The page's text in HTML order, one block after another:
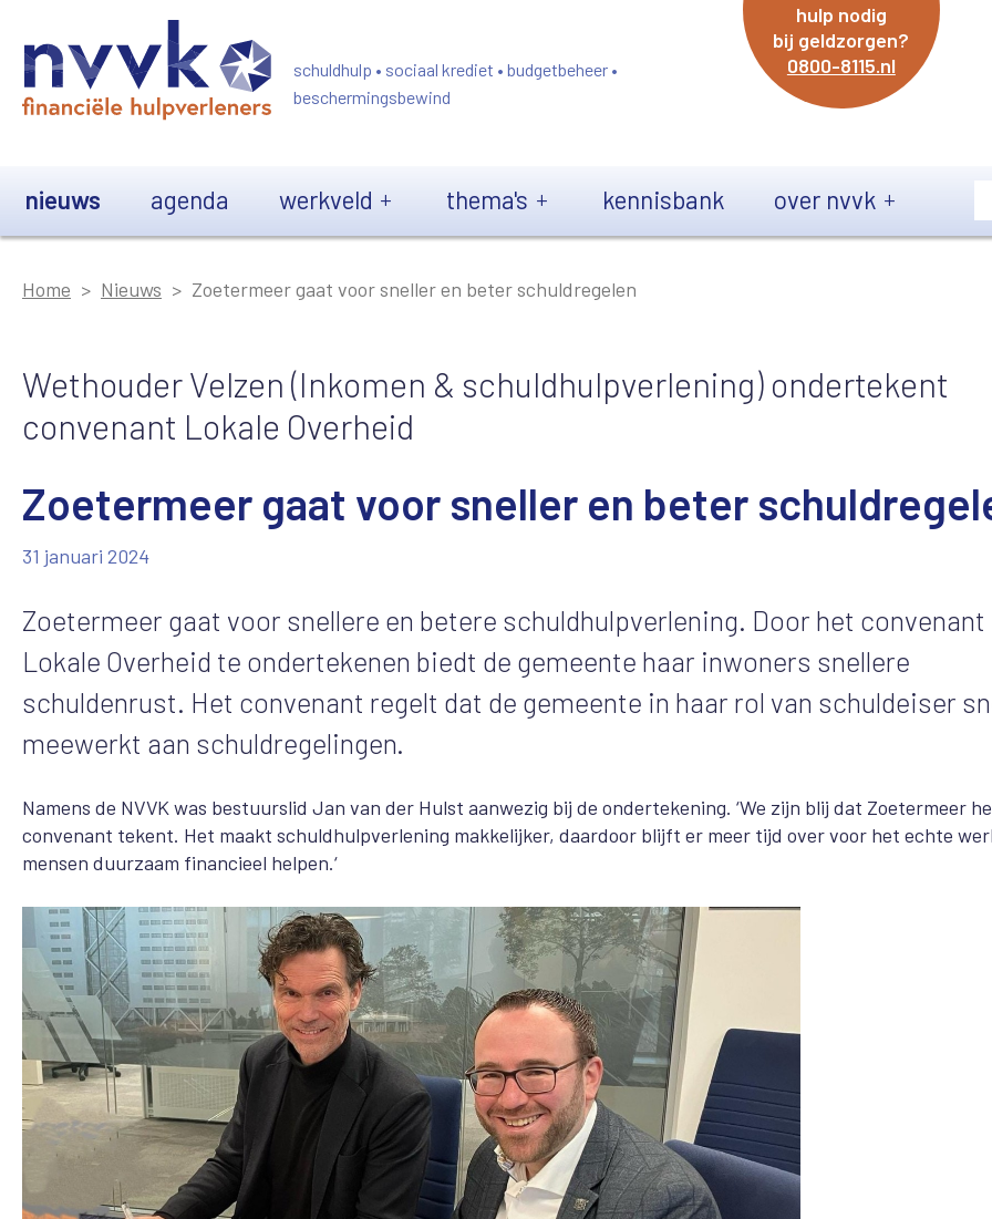
schuldhulp • sociaal krediet • budgetbeheer •
beschermingsbewind
hulp nodig
bij geldzorgen?
0800-8115.nl
nieuws agenda werkveld thema's kennisbank over nvvk
Home Nieuws Zoetermeer gaat voor sneller en beter schuldregelen
Wethouder Velzen (Inkomen & schuldhulpverlening) ondertekent
convenant Lokale Overheid
Zoetermeer gaat voor sneller en beter
31 januari 2024
Zoetermeer gaat voor snellere en betere schuldhulpverlening. Door het convenant
Lokale Overheid te ondertekenen biedt de gemeente haar inwoners snellere
schuldenrust. Het convenant regelt dat de gemeente in haar rol van schuldeiser
meewerkt aan schuldregelingen.
Namens de NVVK was bestuurslid Jan van der Hulst aanwezig bij de ondertekening. ‘We zijn blij dat Zoetermeer
convenant tekent. Het maakt schuldhulpverlening makkelijker, daardoor blijft er meer tijd over voor het echte
mensen duurzaam financieel helpen.‘